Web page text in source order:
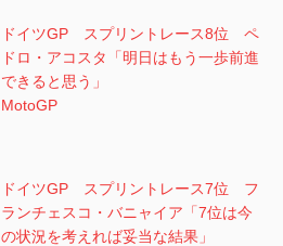
ドイツGP スプリントレース8位 ペ
ドロ・アコスタ「明日はもう一歩前進
できると思う」
MotoGP
ドイツGP スプリントレース7位 フ
ランチェスコ・バニャイア「7位は今
の状況を考えれば妥当な結果」